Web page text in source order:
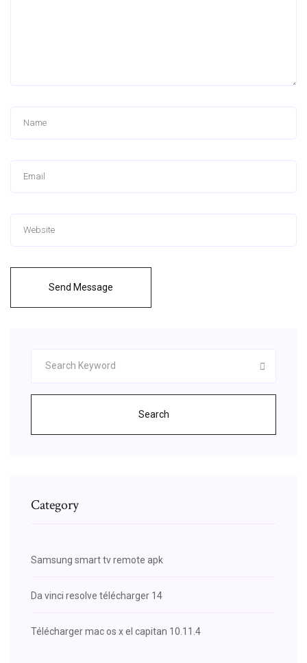
Send Message
Search
Category
Samsung smart tv remote apk
Da vinci resolve télécharger 14
Télécharger mac os x el capitan 10.11.4